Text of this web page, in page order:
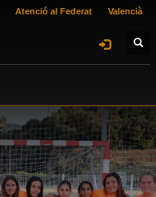
Atenció al Federat Valencià